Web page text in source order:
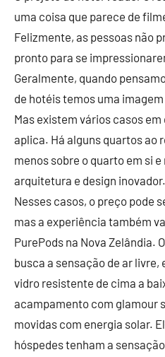
uma coisa que parece de
Felizmente, as pessoas não
pronto para se
Geralmente, quando
de hotéis temos uma
Mas existem vários casos
aplica. Há alguns quartos ao
menos sobre o quarto em si
arquitetura e design inovador.
Nesses casos, o preço pode
mas a experiência também
PurePods na Nova Zelândia.
busca a sensação de ar livre,
vidro resistente de cima a
acampamento com glamour
movidas com energia solar.
hóspedes tenham a